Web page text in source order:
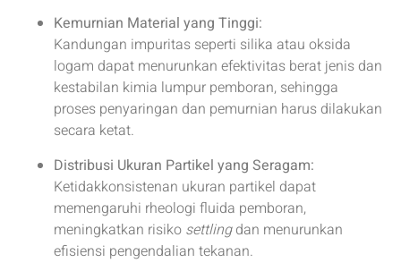
Kemurnian Material yang Tinggi:
Kandungan impuritas seperti silika atau oksida
logam dapat menurunkan efektivitas berat jenis dan
kestabilan kimia lumpur pemboran, sehingga
proses penyaringan dan pemurnian harus dilakukan
secara ketat.
Distribusi Ukuran Partikel yang Seragam:
Ketidakkonsistenan ukuran partikel dapat
memengaruhi rheologi fluida pemboran,
meningkatkan risiko settlingdan menurunkan
efisiensi pengendalian tekanan.